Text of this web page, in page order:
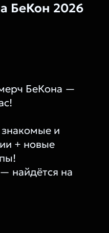
БеКон 2026
БеКона —
и
+ новые
найдётся на